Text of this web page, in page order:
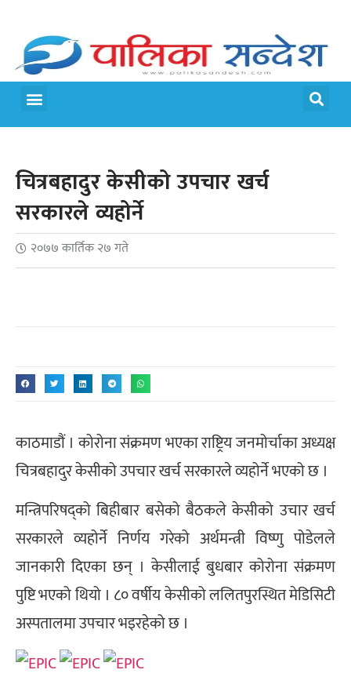
चित्रबहादुर केसीको उपचार खर्च
सरकारले व्यहोर्ने
२०७७ कार्तिक २७ गते
काठमाडौं । कोरोना संक्रमण भएका राष्ट्रिय जनमोर्चाका अध्यक्ष
चित्रबहादुर केसीको उपचार खर्च सरकारले व्यहोर्ने भएको छ ।
मन्त्रिपरिषद्को बिहीबार बसेको बैठकले केसीको उचार खर्च
सरकारले व्यहोर्ने निर्णय गरेको अर्थमन्त्री विष्णु पोडेलले
जानकारी दिएका छन् । केसीलाई बुधबार कोरोना संक्रमण
पुष्टि भएको थियो । ८० वर्षीय केसीको ललितपुरस्थित मेडिसिटी
अस्पतालमा उपचार भइरहेको छ ।